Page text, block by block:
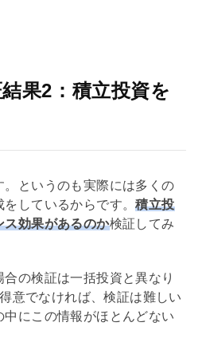
果2：積立投資を
。というのも実際には多くの
しているからです。積立投
ス効果があるのか検証してみ
の検証は一括投資と異なり
意でなければ、検証は難しい
にこの情報がほとんどない